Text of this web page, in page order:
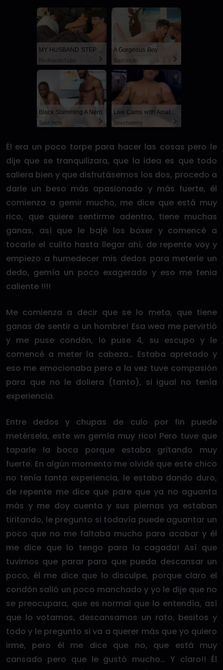
MY HUSBAND STEPSON MISTAKENLY GIVES ME IN THE ASS
RedhandsTube
A Gorgeous Boy
SayUncle
Black Slamming A Nerd
SayUncle
Live Cams with Amateur Men
Sexchatters
Él era un poco torpe para hacer las cosas pero le
dije que se tranquilizara, que la idea es que todo
saliera bien y que disfrutásemos los dos, procedo a
darle un beso más apasionado y más fuerte, él
comienza a gemir mucho, me dice que está muy
rico, que quiere sentirme adentro, tiene muchas
ganas, así que le bajé los boxer y comencé a
tocarle el culito hasta llegar ahí, de repente voy y
empiezo a humedecer mis dedos para meterle un
dedo, gemía un poco exagerado y eso me tenia
caliente !!!!
Me comienza a decir que se lo meta, que tiene
ganas de sentir a un hombre! Esa wea me pervirtió
y me puse condón, lo puse 4, su escupo y le
comencé a meter la cabeza… Estaba apretado y
eso me emocionaba pero a la vez tuve compasión
para que no le doliera (tanto), si igual no tenía
experiencia.
Entre dedos y chupas de culo por fin puede
metérsela, este wn gemía muy rico! Pero tuve que
taparle la boca porque estaba gritando muy
fuerte. En algún momento me olvidé que este chico
no tenía tanta experiencia, le estaba dando duro,
de repente me dice que pare que ya no aguanta
más y me doy cuenta y sus piernas ya estaban
tiritando, le pregunto si todavía puede aguantar un
poco que no me faltaba mucho para acabar y él
me dice que lo tengo para la cagada! Así que
tuvimos que parar para que pueda descansar un
poco, él me dice que lo disculpe, porque claro el
condón salió un poco manchado y yo le dije que no
se preocupara, que es normal que lo entendía, así
que lo votamos, descansamos un rato, besitos y
todo y le pregunto si va a querer más que yo quiero
irme, pero él me dice que no, que está muy
cansado pero que le gustó mucho… Y claro!! Él